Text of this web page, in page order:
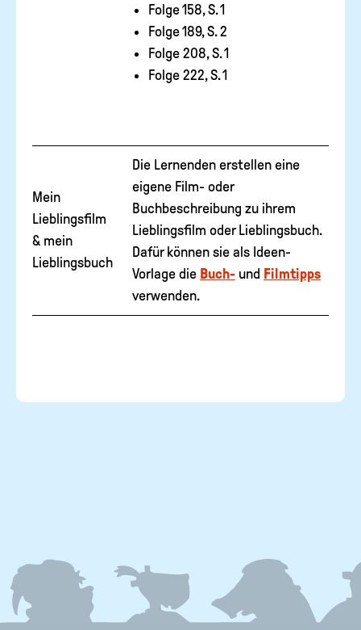
Folge 158, S. 1
Folge 189, S. 2
Folge 208, S. 1
Folge 222, S. 1
Mein
Lieblingsfilm
& mein
Lieblingsbuch
Die Lernenden erstellen eine
eigene Film- oder
Buchbeschreibung zu ihrem
Lieblingsfilm oder Lieblingsbuch.
Dafür können sie als Ideen-
Vorlage die Buch- und Filmtipps
verwenden.
FOOTER
MENU